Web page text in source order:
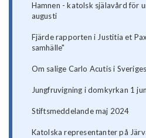
Hamnen - katolsk själavård för
augusti
Fjärde rapporten i Justitia et
samhälle"
Om salige Carlo Acutis i
Jungfruvigning i domkyrkan 1
Stiftsmeddelande maj 2024
Katolska representanter på